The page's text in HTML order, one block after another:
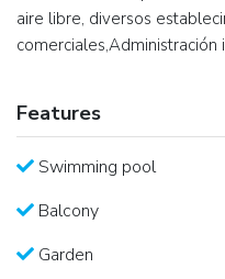
aire libre, diversos
comerciales,Administración
Features
Swimming pool
Balcony
Garden